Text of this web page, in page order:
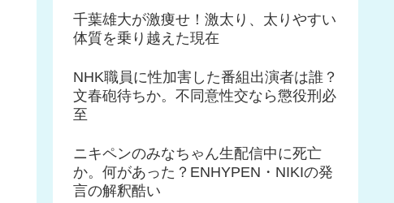
千葉雄大が激痩せ！激太り、太りやすい
体質を乗り越えた現在
NHK職員に性加害した番組出演者は誰？
文春砲待ちか。不同意性交なら懲役刑必
至
ニキペンのみなちゃん生配信中に死亡
か。何があった？ENHYPEN・NIKIの発
言の解釈酷い